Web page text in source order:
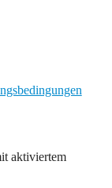
aktiviertem